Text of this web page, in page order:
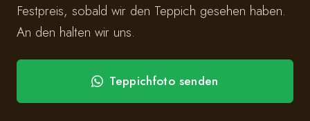
Festpreis, sobald wir den Teppich gesehen haben.
An den halten wir uns.
Teppichfoto senden